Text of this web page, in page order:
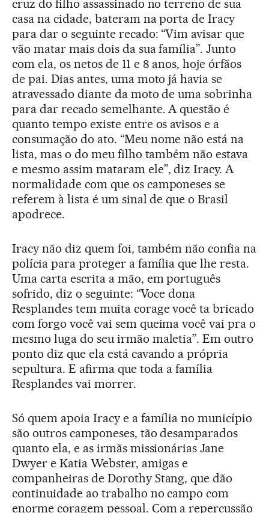
cruz do filho assassinado no terreno de sua
casa na cidade, bateram na porta de Iracy
para dar o seguinte recado: “Vim avisar que
vão matar mais dois da sua família”. Junto
com ela, os netos de 11 e 8 anos, hoje órfãos
de pai. Dias antes, uma moto já havia se
atravessado diante da moto de uma sobrinha
para dar recado semelhante. A questão é
quanto tempo existe entre os avisos e a
consumação do ato. “Meu nome não está na
lista, mas o do meu filho também não estava
e mesmo assim mataram ele”, diz Iracy. A
normalidade com que os camponeses se
referem à lista é um sinal de que o Brasil
apodrece.
Iracy não diz quem foi, também não confia na
polícia para proteger a família que lhe resta.
Uma carta escrita a mão, em português
sofrido, diz o seguinte: “Voce dona
Resplandes tem muita corage você ta bricado
com forgo você vai sem queima você vai pra o
mesmo luga do seu irmão maletia”. Em outro
ponto diz que ela está cavando a própria
sepultura. E afirma que toda a família
Resplandes vai morrer.
Só quem apoia Iracy e a família no município
são outros camponeses, tão desamparados
quanto ela, e as irmãs missionárias Jane
Dwyer e Katia Webster, amigas e
companheiras de Dorothy Stang, que dão
continuidade ao trabalho no campo com
enorme coragem pessoal. Com a repercussão